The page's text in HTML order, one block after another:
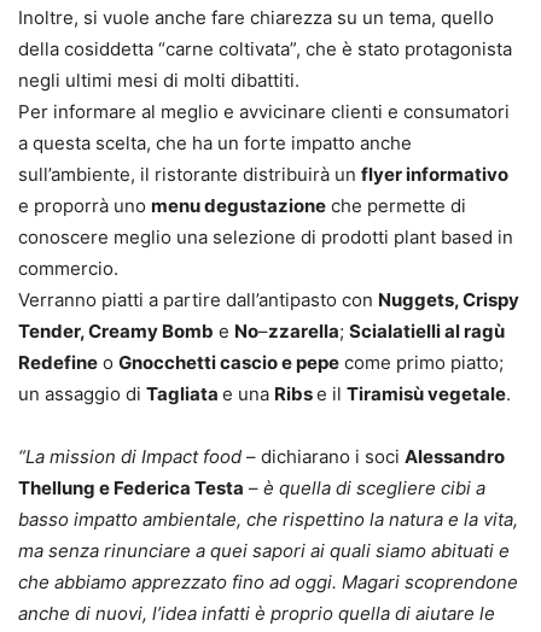
Inoltre, si vuole anche fare chiarezza su un tema, quello
della cosiddetta “carne coltivata”, che è stato protagonista
negli ultimi mesi di molti dibattiti.
Per informare al meglio e avvicinare clienti e consumatori
a questa scelta, che ha un forte impatto anche
sull’ambiente, il ristorante distribuirà un flyer informativo
e proporrà uno menu degustazione che permette di
conoscere meglio una selezione di prodotti plant based in
commercio.
Verranno piatti a partire dall’antipasto con Nuggets, Crispy
Tender, Creamy Bomb e No–zzarella; Scialatielli al ragù
Redefine o Gnocchetti cascio e pepe come primo piatto;
un assaggio di Tagliata e una Ribse il Tiramisù vegetale.
“La mission di Impact food – dichiarano i soci Alessandro
Thellung e Federica Testa – è quella di scegliere cibi a
basso impatto ambientale, che rispettino la natura e la vita,
ma senza rinunciare a quei sapori ai quali siamo abituati e
che abbiamo apprezzato fino ad oggi. Magari scoprendone
anche di nuovi, l’idea infatti è proprio quella di aiutare le